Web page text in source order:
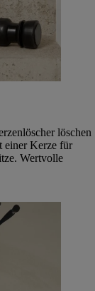
löschen
einer Kerze für
Wertvolle